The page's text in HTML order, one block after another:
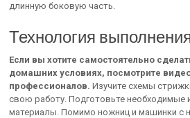
длинную боковую часть.
Технология
Если вы хотите самостоятельно
домашних условиях, посмотрите
профессионалов. Изучите схемы
свою работу. Подготовьте необходимые
материалы. Помимо ножниц и машинки с